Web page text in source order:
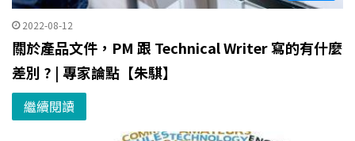
2022-08-12
關於產品文件，PM 跟 Technical Writer 寫的有什麼
差別 ? | 專家論點【朱騏】
繼續閱讀